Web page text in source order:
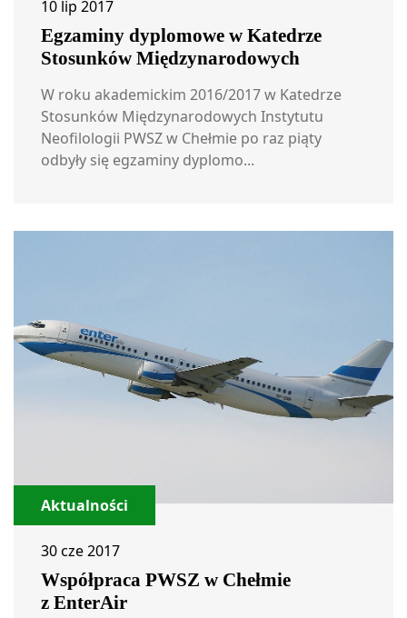
10 lip 2017
Egzaminy dyplomowe w Katedrze
Stosunków Międzynarodowych
W roku akademickim 2016/2017 w Katedrze
Stosunków Międzynarodowych Instytutu
Neofilologii PWSZ w Chełmie po raz piąty
odbyły się egzaminy dyplomo...
Aktualności
30 cze 2017
Współpraca PWSZ w Chełmie
z EnterAir